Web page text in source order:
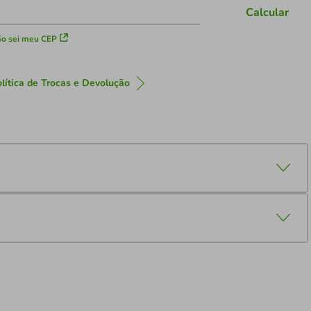
sei meu CEP
Calcular
de Trocas e Devolução